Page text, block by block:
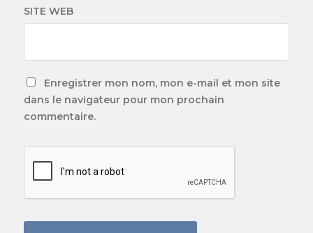
SITE WEB
Enregistrer mon nom, mon e-mail et mon site
dans le navigateur pour mon prochain
commentaire.